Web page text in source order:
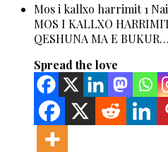
Mos i kallxo harrimit 1
MOS I KALLXO
QESHUNA MA E BUKUR…
Spread the love